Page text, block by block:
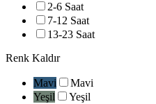
2-6 Saat
7-12 Saat
13-23 Saat
Renk Kaldır
Mavi
Mavi
Yeşil
Yeşil